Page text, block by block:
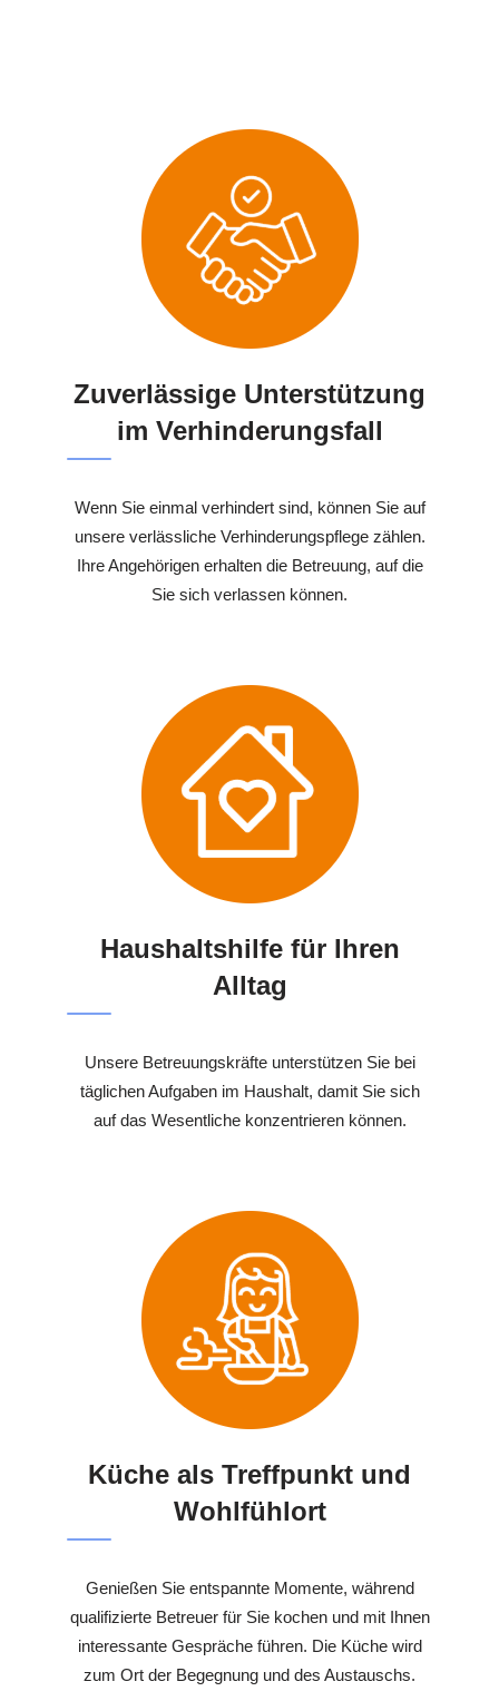
Zuverlässige Unterstützung
im Verhinderungsfall
Wenn Sie einmal verhindert sind, können Sie auf
unsere verlässliche Verhinderungspflege zählen.
Ihre Angehörigen erhalten die Betreuung, auf die
Sie sich verlassen können.
Haushaltshilfe für Ihren
Alltag
Unsere Betreuungskräfte unterstützen Sie bei
täglichen Aufgaben im Haushalt, damit Sie sich
auf das Wesentliche konzentrieren können.
Küche als Treffpunkt und
Wohlfühlort
Genießen Sie entspannte Momente, während
qualifizierte Betreuer für Sie kochen und mit Ihnen
interessante Gespräche führen. Die Küche wird
zum Ort der Begegnung und des Austauschs.